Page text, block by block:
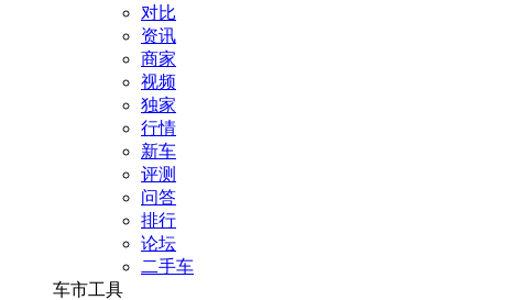
对比
资讯
商家
视频
独家
行情
新车
评测
问答
排行
论坛
二手车
车市工具